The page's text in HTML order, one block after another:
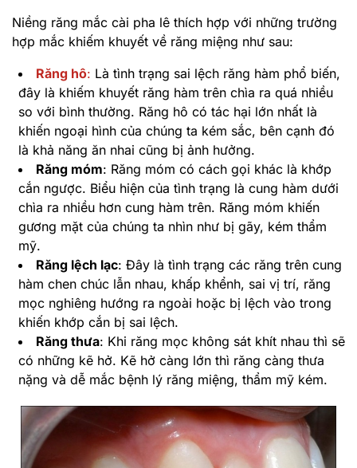
Niềng răng mắc cài pha lê thích hợp với những trường
hợp mắc khiếm khuyết về răng miệng như sau:
Răng hô: Là tình trạng sai lệch răng hàm phổ biến,
đây là khiếm khuyết răng hàm trên chìa ra quá nhiều
so với bình thường. Răng hô có tác hại lớn nhất là
khiến ngoại hình của chúng ta kém sắc, bên cạnh đó
là khả năng ăn nhai cũng bị ảnh hưởng.
Răng móm: Răng móm có cách gọi khác là khớp
cắn ngược. Biểu hiện của tình trạng là cung hàm dưới
chìa ra nhiều hơn cung hàm trên. Răng móm khiến
gương mặt của chúng ta nhìn như bị gãy, kém thẩm
mỹ.
Răng lệch lạc: Đây là tình trạng các răng trên cung
hàm chen chúc lẫn nhau, khấp khểnh, sai vị trí, răng
mọc nghiêng hướng ra ngoài hoặc bị lệch vào trong
khiến khớp cắn bị sai lệch.
Răng thưa: Khi răng mọc không sát khít nhau thì sẽ
có những kẽ hở. Kẽ hở càng lớn thì răng càng thưa
nặng và dễ mắc bệnh lý răng miệng, thẩm mỹ kém.